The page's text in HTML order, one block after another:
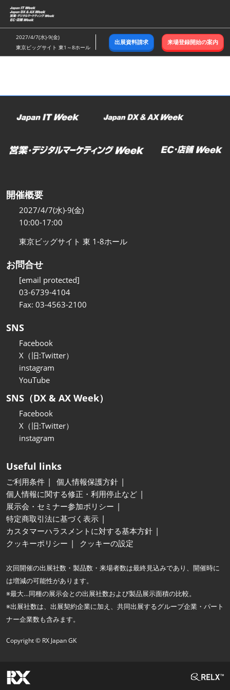
ス
キ
ッ
し
む
2027/4/7(水)-9(金)
東京ビッグサイト 東1～8ホール
出展資料請求 来場登録開始の案内
開催概要
2027/4/7(水)-9(金)
10:00-17:00
東京ビッグサイト 東 1-8ホール
お問合せ
[email protected]
03-6739-4104
Fax: 03-4563-2100
SNS
Facebook
X（旧:Twitter）
instagram
YouTube
SNS（DX & AX Week）
Facebook
X（旧:Twitter）
instagram
Useful links
ご利用条件
個人情報保護方針
個人情報に関する修正・利用停止など
展示会・セミナー参加ポリシー
特定商取引法に基づく表示
カスタマーハラスメントに対する基本方針
クッキーポリシー
クッキーの設定
次回開催の出展社数・製品数・来場者数は最終見込みであり、開催時に
は増減の可能性があります。
※最大…同種の展示会との出展社数および製品展示面積の比較。
※出展社数は、出展契約企業に加え、共同出展するグループ企業・パート
ナー企業数も含みます。
Copyright © RX Japan GK